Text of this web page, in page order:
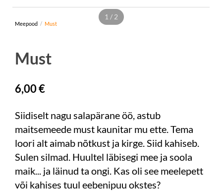
Meepood / Must
1 / 2
Must
6,00 €
Siidiselt nagu salapärane öö, astub
maitsemeede must kaunitar mu ette. Tema
loori alt aimab nõtkust ja kirge. Siid kahiseb.
Sulen silmad. Huultel läbisegi mee ja soola
maik... ja läinud ta ongi. Kas oli see meelepett
või kahises tuul eebenipuu okstes?